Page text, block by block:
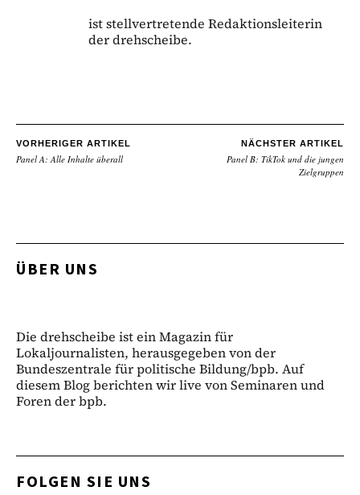
ist stellvertretende Redaktionsleiterin
der drehscheibe.
VORHERIGER ARTIKEL
Panel A: Alle Inhalte überall
NÄCHSTER ARTIKEL
Panel B: TikTok und die jungen
Zielgruppen
ÜBER UNS
Die drehscheibe ist ein Magazin für
Lokaljournalisten, herausgegeben von der
Bundeszentrale für politische Bildung/bpb. Auf
diesem Blog berichten wir live von Seminaren und
Foren der bpb.
FOLGEN SIE UNS